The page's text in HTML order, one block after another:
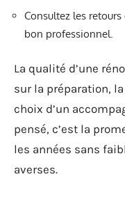
Consultez les
bon professionnel.
La qualité d’une
sur la préparation,
choix d’un
pensé, c’est la
les années sans
averses.